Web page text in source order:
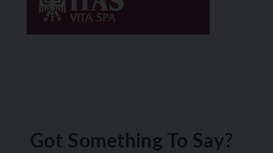
Got Something To Say?